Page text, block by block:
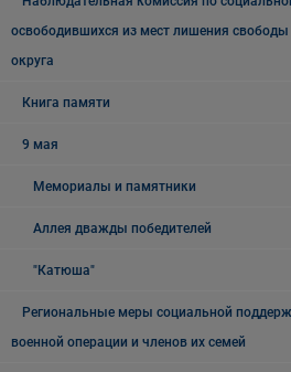
освободившихся из мест лишения свободы
округа
Книга памяти
9 мая
Мемориалы и памятники
Аллея дважды победителей
"Катюша"
Региональные меры социальной
военной операции и членов их семей